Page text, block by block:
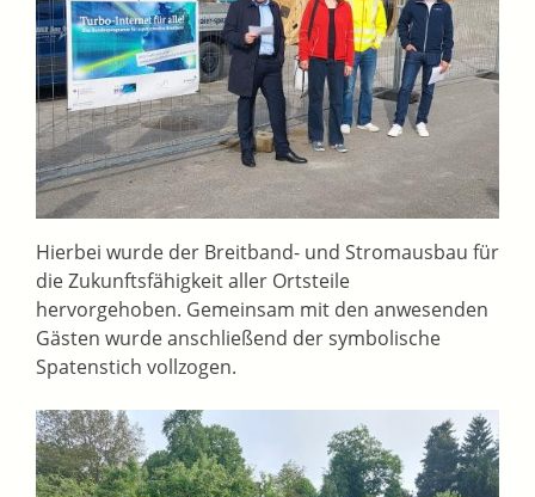
Hierbei wurde der Breitband- und Stromausbau für
die Zukunftsfähigkeit aller Ortsteile
hervorgehoben. Gemeinsam mit den anwesenden
Gästen wurde anschließend der symbolische
Spatenstich vollzogen.